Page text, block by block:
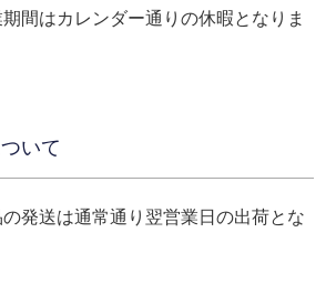
間はカレンダー通りの休暇となりま
いて
発送は通常通り翌営業日の出荷とな